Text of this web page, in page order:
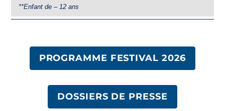
**Enfant de – 12 ans
PROGRAMME FESTIVAL 2026
DOSSIERS DE PRESSE